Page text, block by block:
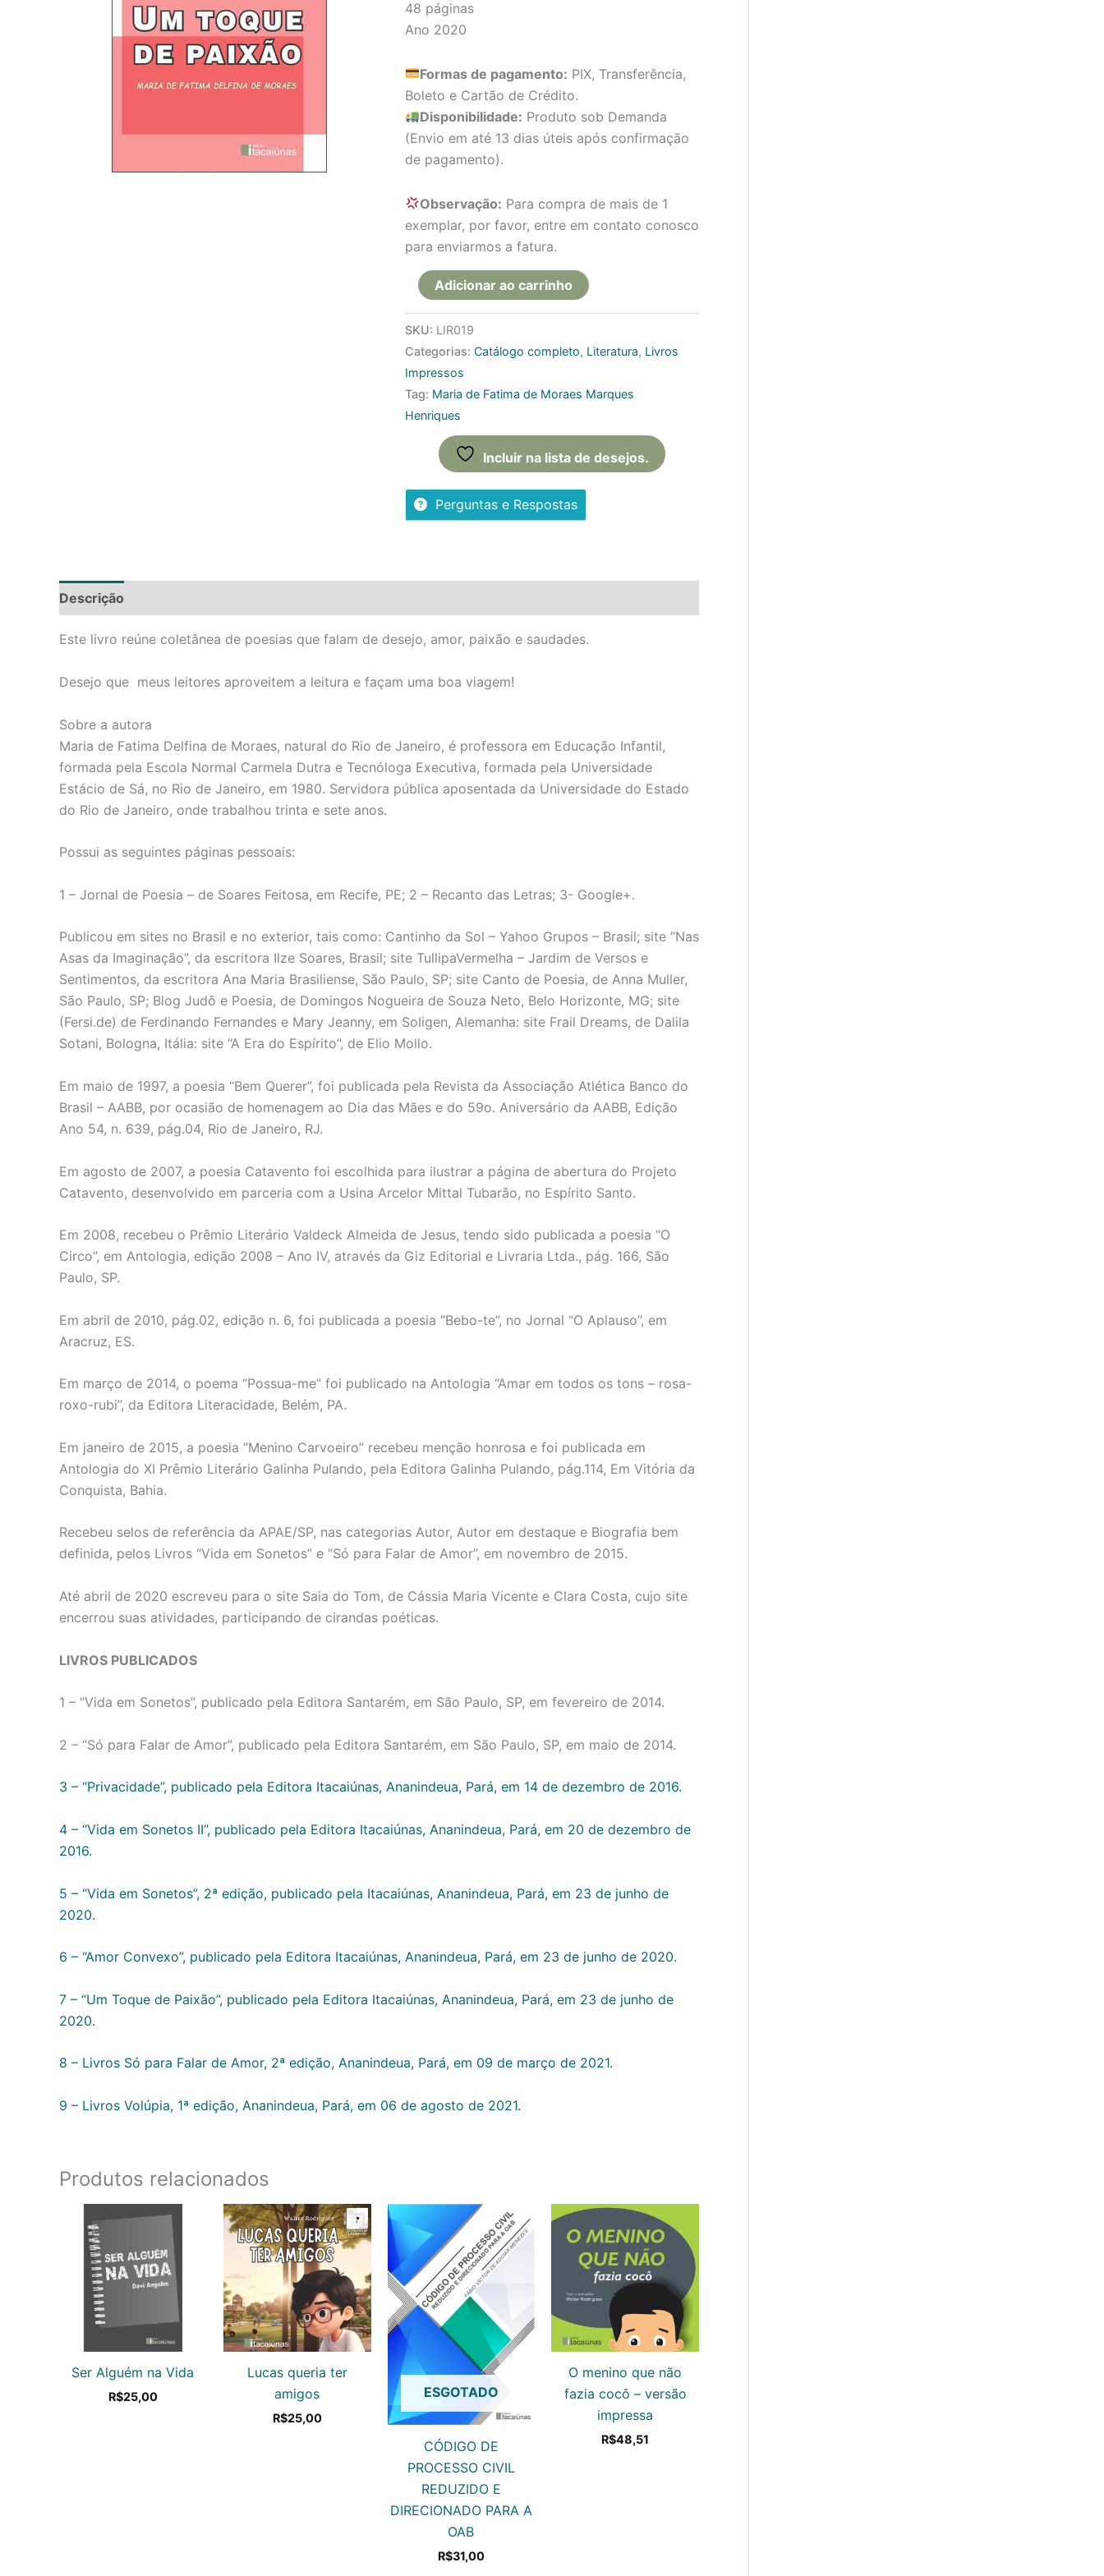
48 páginas
Ano 2020
Formas de pagamento: PIX, Transferência,
Boleto e Cartão de Crédito.
Disponibilidade: Produto sob Demanda
(Envio em até 13 dias úteis após confirmação
de pagamento).
Observação: Para compra de mais de 1
exemplar, por favor, entre em contato conosco
para enviarmos a fatura.
Adicionar ao carrinho
SKU: LIR019
Categorias: Catálogo completo, Literatura, Livros
Impressos
Tag: Maria de Fatima de Moraes Marques
Henriques
Incluir na lista de desejos.
Perguntas e Respostas
Descrição
Este livro reúne coletânea de poesias que falam de desejo, amor, paixão e saudades.
Desejo que meus leitores aproveitem a leitura e façam uma boa viagem!
Sobre a autora
Maria de Fatima Delfina de Moraes, natural do Rio de Janeiro, é professora em Educação Infantil,
formada pela Escola Normal Carmela Dutra e Tecnóloga Executiva, formada pela Universidade
Estácio de Sá, no Rio de Janeiro, em 1980. Servidora pública aposentada da Universidade do Estado
do Rio de Janeiro, onde trabalhou trinta e sete anos.
Possui as seguintes páginas pessoais:
1 – Jornal de Poesia – de Soares Feitosa, em Recife, PE; 2 – Recanto das Letras; 3- Google+.
Publicou em sites no Brasil e no exterior, tais como: Cantinho da Sol – Yahoo Grupos – Brasil; site “Nas
Asas da Imaginação”, da escritora Ilze Soares, Brasil; site TullipaVermelha – Jardim de Versos e
Sentimentos, da escritora Ana Maria Brasiliense, São Paulo, SP; site Canto de Poesia, de Anna Muller,
São Paulo, SP; Blog Judô e Poesia, de Domingos Nogueira de Souza Neto, Belo Horizonte, MG; site
(Fersi.de) de Ferdinando Fernandes e Mary Jeanny, em Soligen, Alemanha: site Frail Dreams, de Dalila
Sotani, Bologna, Itália: site “A Era do Espírito”, de Elio Mollo.
Em maio de 1997, a poesia “Bem Querer”, foi publicada pela Revista da Associação Atlética Banco do
Brasil – AABB, por ocasião de homenagem ao Dia das Mães e do 59o. Aniversário da AABB, Edição
Ano 54, n. 639, pág.04, Rio de Janeiro, RJ.
Em agosto de 2007, a poesia Catavento foi escolhida para ilustrar a página de abertura do Projeto
Catavento, desenvolvido em parceria com a Usina Arcelor Mittal Tubarão, no Espírito Santo.
Em 2008, recebeu o Prêmio Literário Valdeck Almeida de Jesus, tendo sido publicada a poesia “O
Circo”, em Antologia, edição 2008 – Ano IV, através da Giz Editorial e Livraria Ltda., pág. 166, São
Paulo, SP.
Em abril de 2010, pág.02, edição n. 6, foi publicada a poesia “Bebo-te”, no Jornal “O Aplauso”, em
Aracruz, ES.
Em março de 2014, o poema “Possua-me” foi publicado na Antologia “Amar em todos os tons – rosa-
roxo-rubi”, da Editora Literacidade, Belém, PA.
Em janeiro de 2015, a poesia “Menino Carvoeiro” recebeu menção honrosa e foi publicada em
Antologia do XI Prêmio Literário Galinha Pulando, pela Editora Galinha Pulando, pág.114, Em Vitória da
Conquista, Bahia.
Recebeu selos de referência da APAE/SP, nas categorias Autor, Autor em destaque e Biografia bem
definida, pelos Livros “Vida em Sonetos” e “Só para Falar de Amor”, em novembro de 2015.
Até abril de 2020 escreveu para o site Saia do Tom, de Cássia Maria Vicente e Clara Costa, cujo site
encerrou suas atividades, participando de cirandas poéticas.
LIVROS PUBLICADOS
1 – “Vida em Sonetos”, publicado pela Editora Santarém, em São Paulo, SP, em fevereiro de 2014.
2 – “Só para Falar de Amor”, publicado pela Editora Santarém, em São Paulo, SP, em maio de 2014.
3 – “Privacidade”, publicado pela Editora Itacaiúnas, Ananindeua, Pará, em 14 de dezembro de 2016.
4 – “Vida em Sonetos II”, publicado pela Editora Itacaiúnas, Ananindeua, Pará, em 20 de dezembro de
2016.
5 – “Vida em Sonetos”, 2ª edição, publicado pela Itacaiúnas, Ananindeua, Pará, em 23 de junho de
2020.
6 – “Amor Convexo”, publicado pela Editora Itacaiúnas, Ananindeua, Pará, em 23 de junho de 2020.
7 – “Um Toque de Paixão”, publicado pela Editora Itacaiúnas, Ananindeua, Pará, em 23 de junho de
2020.
8 – Livros Só para Falar de Amor, 2ª edição, Ananindeua, Pará, em 09 de março de 2021.
9 – Livros Volúpia, 1ª edição, Ananindeua, Pará, em 06 de agosto de 2021.
Produtos relacionados
Ser Alguém na Vida
R$25,00
Lucas queria ter
amigos
R$25,00
ESGOTADO
CÓDIGO DE
PROCESSO CIVIL
REDUZIDO E
DIRECIONADO PARA A
OAB
R$31,00
O menino que não
fazia cocô – versão
impressa
R$48,51